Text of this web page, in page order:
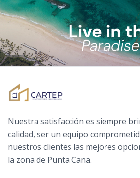
Nuestra satisfacción es siempre
calidad, ser un equipo
nuestros clientes las mejores
la zona de Punta Cana.